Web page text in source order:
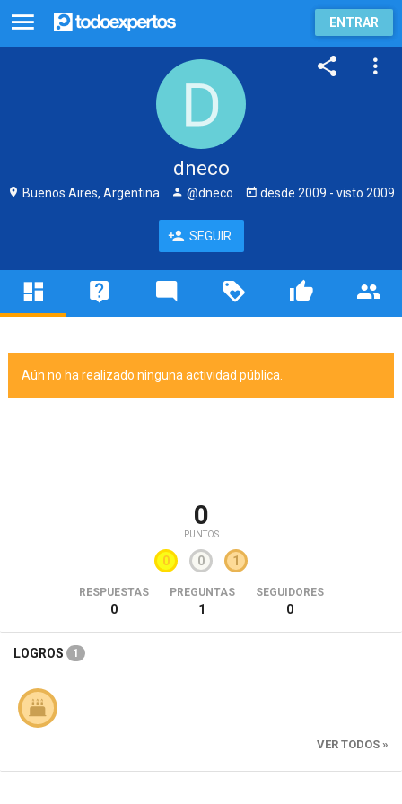
ENTRAR
dneco
Buenos Aires, Argentina @dneco desde 2009 - visto 2009
SEGUIR
Aún no ha realizado ninguna actividad pública.
0
PUNTOS
0 0 1
RESPUESTAS
0
PREGUNTAS
1
SEGUIDORES
0
LOGROS 1
VER TODOS »